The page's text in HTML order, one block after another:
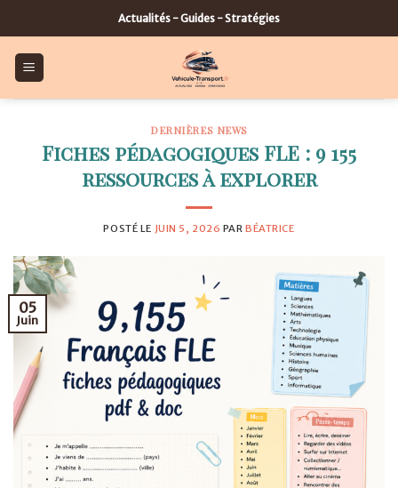
to
content
Actualités - Guides - Stratégies
DERNIÈRES NEWS
Fiches pédagogiques FLE : 9 155
ressources à explorer
POSTÉ LE JUIN 5, 2026 PARBÉATRICE
05
Juin